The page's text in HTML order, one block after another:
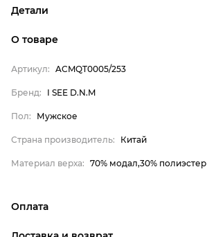
Детали
Страна производитель
Материал верха
О товаре
Артикул: ACMQT0005/253
Бренд: I SEE D.N.M
Пол: Мужское
Страна производитель: Китай
Материал верха: 70% модал,30% полиэстер
Оплата